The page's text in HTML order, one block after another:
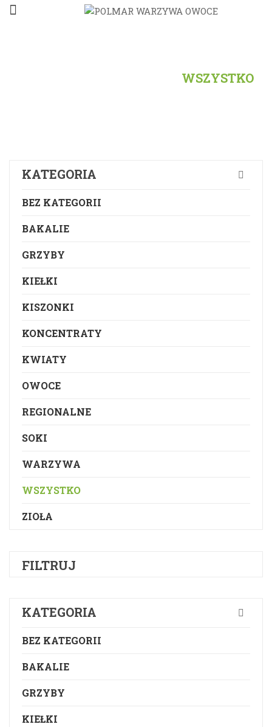
WSZYSTKO
KATEGORIA
BEZ KATEGORII
BAKALIE
GRZYBY
KIEŁKI
KISZONKI
KONCENTRATY
KWIATY
OWOCE
REGIONALNE
SOKI
WARZYWA
WSZYSTKO
ZIOŁA
FILTRUJ
KATEGORIA
BEZ KATEGORII
BAKALIE
GRZYBY
KIEŁKI